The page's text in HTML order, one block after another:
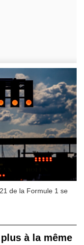
de la Formule 1 se
à la même